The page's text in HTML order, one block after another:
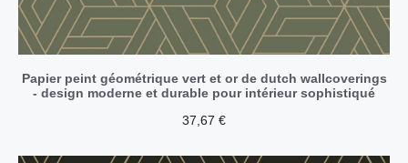
Papier peint géométrique vert et or de dutch wallcoverings
- design moderne et durable pour intérieur sophistiqué
37,67 €